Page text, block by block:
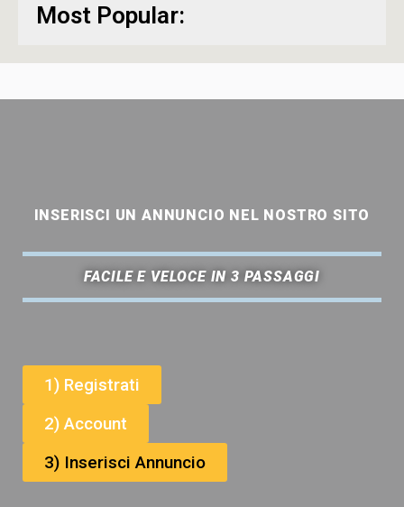
Most Popular:
INSERISCI UN ANNUNCIO NEL NOSTRO SITO
FACILE E VELOCE IN 3 PASSAGGI
1) Registrati
2) Account
3) Inserisci Annuncio